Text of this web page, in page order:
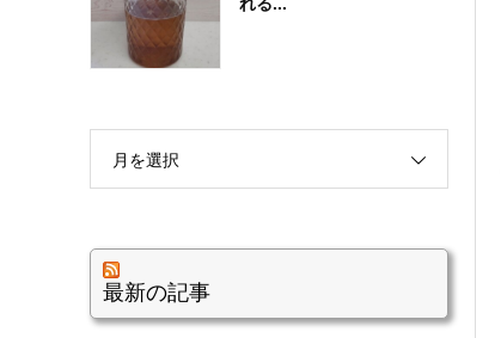
月を選択
最新の記事